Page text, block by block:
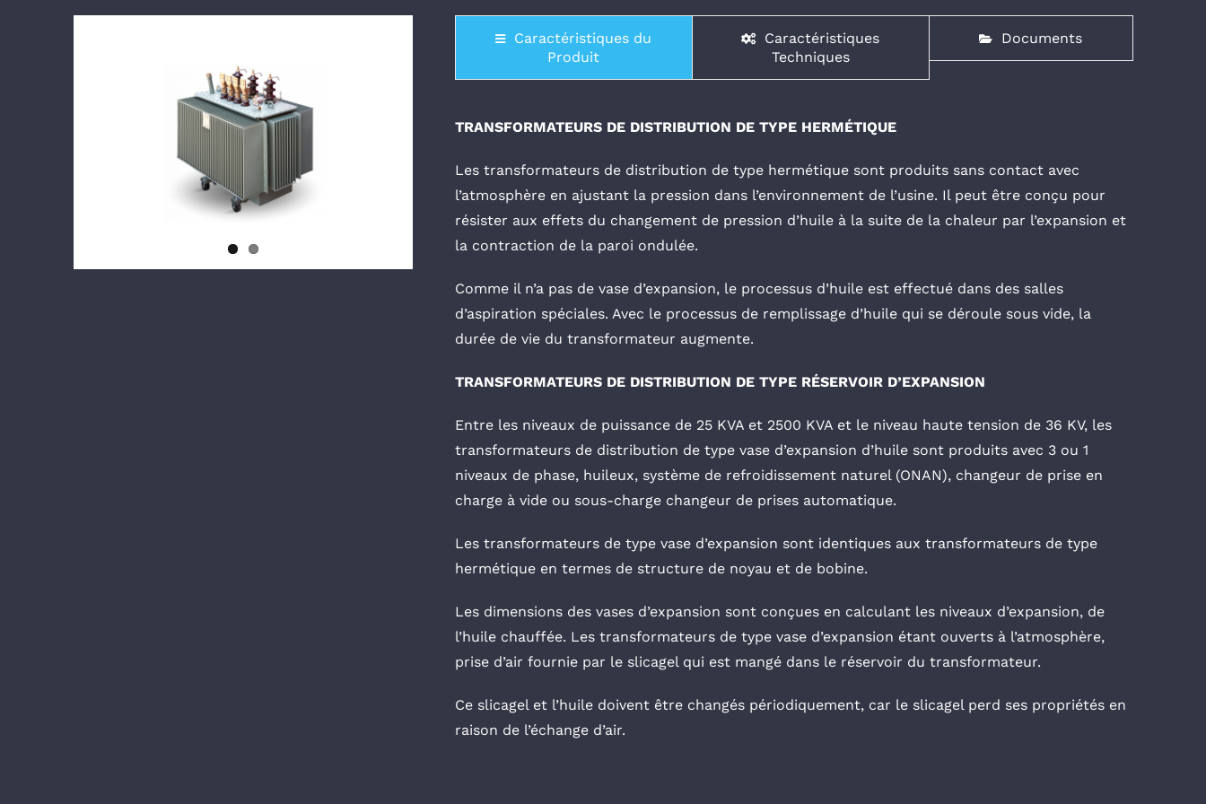
Caractéristiques du
Produit
Caractéristiques
Techniques
Documents
TRANSFORMATEURS DE DISTRIBUTION DE TYPE HERMÉTIQUE
Les transformateurs de distribution de type hermétique sont produits sans contact avec
l’atmosphère en ajustant la pression dans l’environnement de l’usine. Il peut être conçu pour
résister aux effets du changement de pression d’huile à la suite de la chaleur par l’expansion et
la contraction de la paroi ondulée.
Comme il n’a pas de vase d’expansion, le processus d’huile est effectué dans des salles
d’aspiration spéciales. Avec le processus de remplissage d’huile qui se déroule sous vide, la
durée de vie du transformateur augmente.
TRANSFORMATEURS DE DISTRIBUTION DE TYPE RÉSERVOIR D’EXPANSION
Entre les niveaux de puissance de 25 KVA et 2500 KVA et le niveau haute tension de 36 KV, les
transformateurs de distribution de type vase d’expansion d’huile sont produits avec 3 ou 1
niveaux de phase, huileux, système de refroidissement naturel (ONAN), changeur de prise en
charge à vide ou sous-charge changeur de prises automatique.
Les transformateurs de type vase d’expansion sont identiques aux transformateurs de type
hermétique en termes de structure de noyau et de bobine.
Les dimensions des vases d’expansion sont conçues en calculant les niveaux d’expansion, de
l’huile chauffée. Les transformateurs de type vase d’expansion étant ouverts à l’atmosphère,
prise d’air fournie par le slicagel qui est mangé dans le réservoir du transformateur.
Ce slicagel et l’huile doivent être changés périodiquement, car le slicagel perd ses propriétés en
raison de l’échange d’air.